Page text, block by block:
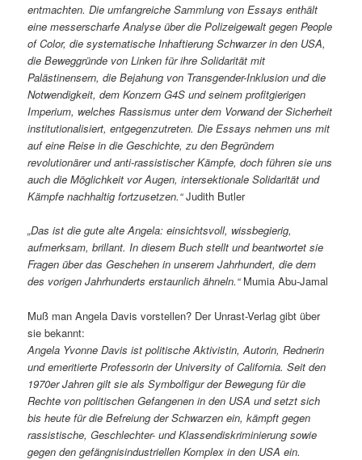
entmachten. Die umfangreiche Sammlung von Essays enthält
eine messerscharfe Analyse über die Polizeigewalt gegen People
of Color, die systematische Inhaftierung Schwarzer in den USA,
die Beweggründe von Linken für ihre Solidarität mit
Palästinensern, die Bejahung von Transgender-Inklusion und die
Notwendigkeit, dem Konzern G4S und seinem profitgierigen
Imperium, welches Rassismus unter dem Vorwand der Sicherheit
institutionalisiert, entgegenzutreten. Die Essays nehmen uns mit
auf eine Reise in die Geschichte, zu den Begründern
revolutionärer und anti-rassistischer Kämpfe, doch führen sie uns
auch die Möglichkeit vor Augen, intersektionale Solidarität und
Kämpfe nachhaltig fortzusetzen.“Judith Butler
„Das ist die gute alte Angela: einsichtsvoll, wissbegierig,
aufmerksam, brillant. In diesem Buch stellt und beantwortet sie
Fragen über das Geschehen in unserem Jahrhundert, die dem
des vorigen Jahrhunderts erstaunlich ähneln.“Mumia Abu-Jamal
Muß man Angela Davis vorstellen? Der Unrast-Verlag gibt über
sie bekannt:
Angela Yvonne Davis ist politische Aktivistin, Autorin, Rednerin
und emeritierte Professorin der University of California. Seit den
1970er Jahren gilt sie als Symbolfigur der Bewegung für die
Rechte von politischen Gefangenen in den USA und setzt sich
bis heute für die Befreiung der Schwarzen ein, kämpft gegen
rassistische, Geschlechter- und Klassendiskriminierung sowie
gegen den gefängnisindustriellen Komplex in den USA ein.